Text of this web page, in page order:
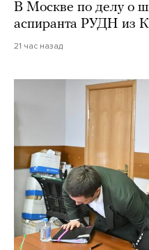
В Москве по делу о
аспиранта РУДН из
21 час назад